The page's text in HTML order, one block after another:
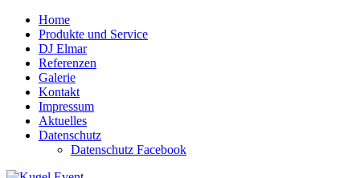
Home
Produkte und Service
DJ Elmar
Referenzen
Galerie
Kontakt
Impressum
Aktuelles
Datenschutz
Datenschutz Facebook